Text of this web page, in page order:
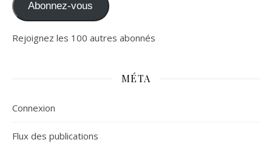
Abonnez-vous
Rejoignez les 100 autres abonnés
MÉTA
Connexion
Flux des publications